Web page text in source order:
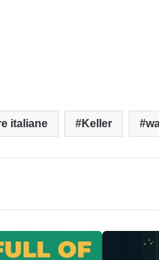
italiane Keller